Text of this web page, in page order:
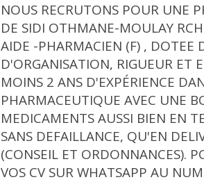
NOUS RECRUTONS POUR UNE
DE SIDI OTHMANE-MOULAY
AIDE -PHARMACIEN (F) , DOTEE
D'ORGANISATION, RIGUEUR ET
MOINS 2 ANS D'EXPÉRIENCE
PHARMACEUTIQUE AVEC UNE
MEDICAMENTS AUSSI BIEN EN
SANS DEFAILLANCE, QU'EN
(CONSEIL ET ORDONNANCES).
VOS CV SUR WHATSAPP AU